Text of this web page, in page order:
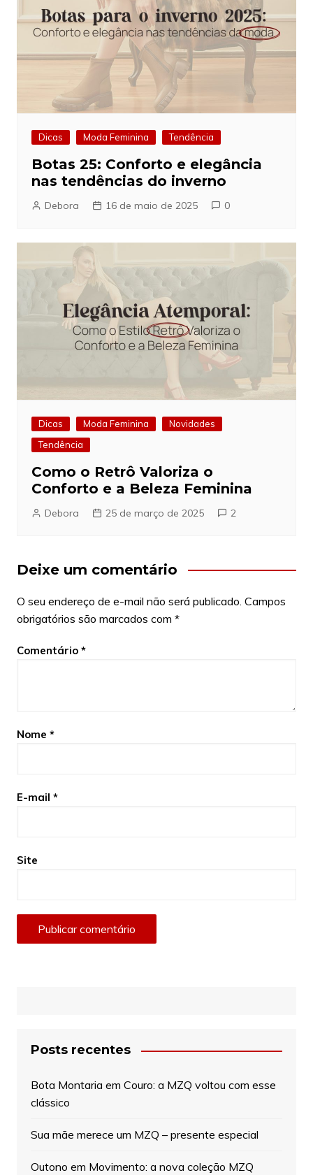
Dicas Moda Feminina Tendência
Botas 25: Conforto e elegância
nas tendências do inverno
Debora 16 de maio de 2025 0
Dicas Moda Feminina
Novidades
Tendência
Como o Retrô Valoriza o
Conforto e a Beleza Feminina
Debora 25 de março de 2025 2
Deixe um comentário
O seu endereço de e-mail não será publicado. Campos
obrigatórios são marcados com *
Comentário *
Nome *
E-mail *
Site
Posts recentes
Bota Montaria em Couro: a MZQ voltou com esse
clássico
Sua mãe merece um MZQ – presente especial
Outono em Movimento: a nova coleção MZQ